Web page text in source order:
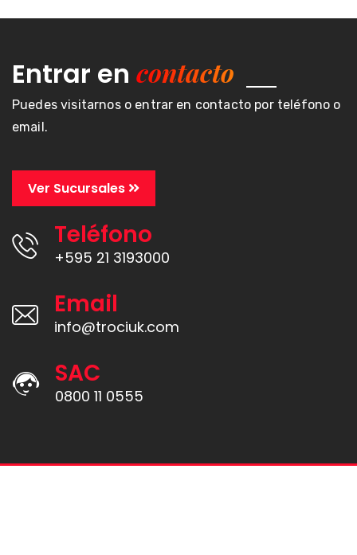
Entrar en contacto
Puedes visitarnos o entrar en contacto por teléfono o
email.
Ver Sucursales
Teléfono
+595 21 3193000
Email
info@trociuk.com
SAC
0800 11 0555